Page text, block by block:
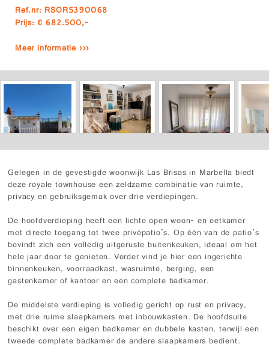
Ref.nr: RSOR5390068
Prijs: € 682.500,-
Meer informatie ›››
Gelegen in de gevestigde woonwijk Las Brisas in Marbella biedt
deze royale townhouse een zeldzame combinatie van ruimte,
privacy en gebruiksgemak over drie verdiepingen.
De hoofdverdieping heeft een lichte open woon- en eetkamer
met directe toegang tot twee privépatio’s. Op één van de patio’s
bevindt zich een volledig uitgeruste buitenkeuken, ideaal om het
hele jaar door te genieten. Verder vind je hier een ingerichte
binnenkeuken, voorraadkast, wasruimte, berging, een
gastenkamer of kantoor en een complete badkamer.
De middelste verdieping is volledig gericht op rust en privacy,
met drie ruime slaapkamers met inbouwkasten. De hoofdsuite
beschikt over een eigen badkamer en dubbele kasten, terwijl een
tweede complete badkamer de andere slaapkamers bedient.